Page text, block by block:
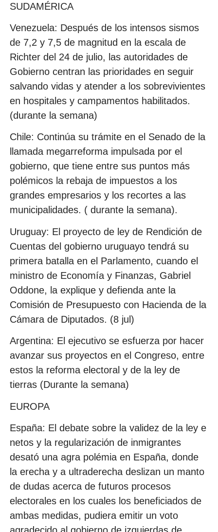
SUDAMÉRICA
Venezuela: Después de los intensos sismos
de 7,2 y 7,5 de magnitud en la escala de
Richter del 24 de julio, las autoridades de
Gobierno centran las prioridades en seguir
salvando vidas y atender a los sobrevivientes
en hospitales y campamentos habilitados.
(durante la semana)
Chile: Continúa su trámite en el Senado de la
llamada megarreforma impulsada por el
gobierno, que tiene entre sus puntos más
polémicos la rebaja de impuestos a los
grandes empresarios y los recortes a las
municipalidades. ( durante la semana).
Uruguay: El proyecto de ley de Rendición de
Cuentas del gobierno uruguayo tendrá su
primera batalla en el Parlamento, cuando el
ministro de Economía y Finanzas, Gabriel
Oddone, la explique y defienda ante la
Comisión de Presupuesto con Hacienda de la
Cámara de Diputados. (8 jul)
Argentina: El ejecutivo se esfuerza por hacer
avanzar sus proyectos en el Congreso, entre
estos la reforma electoral y de la ley de
tierras (Durante la semana)
EUROPA
España: El debate sobre la validez de la ley e
netos y la regularización de inmigrantes
desató una agra polémia en España, donde
la erecha y a ultraderecha deslizan un manto
de dudas acerca de futuros procesos
electorales en los cuales los beneficiados de
ambas medidas, pudiera emitir un voto